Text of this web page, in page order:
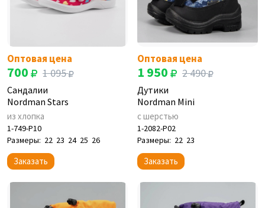
Оптовая цена
700 1 095
Сандалии
Nordman Stars
из хлопка
1-749-P10
Размеры: 22 23 24 25 26
Заказать
Оптовая цена
1 950 2 490
Дутики
Nordman Mini
с шерстью
1-2082-P02
Размеры: 22 23
Заказать